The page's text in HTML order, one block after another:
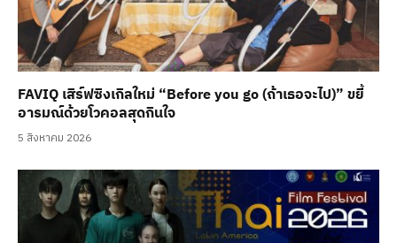
FAVIQ เสิร์ฟซิงเกิลใหม่ “Before you go (ถ้าเธอจะไป)” ขยี้
อารมณ์ด้วยโวคอลสุดกินใจ
5 สิงหาคม 2026